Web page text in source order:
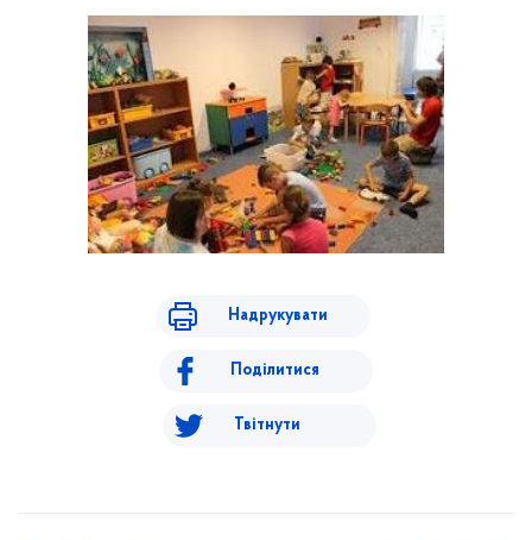
Надрукувати
Поділитися
Твітнути